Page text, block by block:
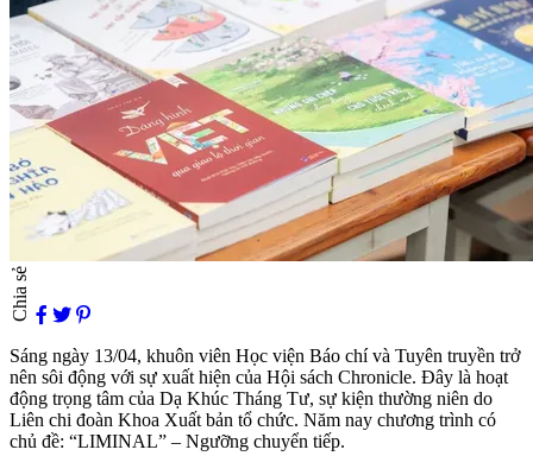
Chia sẻ
Sáng ngày 13/04, khuôn viên Học viện Báo chí và Tuyên truyền trở
nên sôi động với sự xuất hiện của Hội sách Chronicle. Đây là hoạt
động trọng tâm của Dạ Khúc Tháng Tư, sự kiện thường niên do
Liên chi đoàn Khoa Xuất bản tổ chức. Năm nay chương trình có
chủ đề: “LIMINAL” – Ngưỡng chuyển tiếp.